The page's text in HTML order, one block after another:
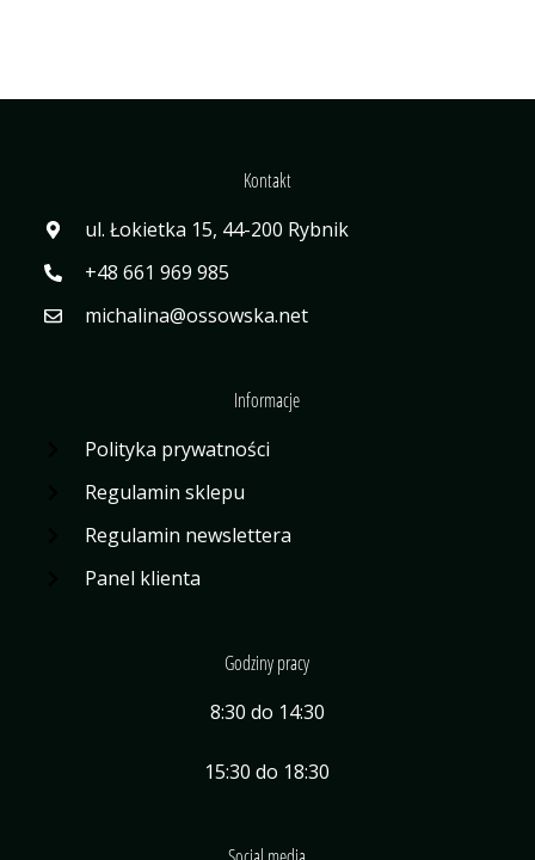
Kontakt
ul. Łokietka 15, 44-200 Rybnik
+48 661 969 985
michalina@ossowska.net
Informacje
Polityka prywatności
Regulamin sklepu
Regulamin newslettera
Panel klienta
Godziny pracy
8:30 do 14:30
15:30 do 18:30